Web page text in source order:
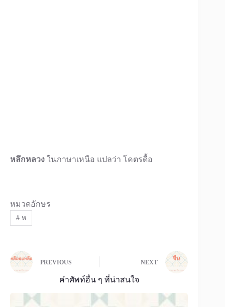
หลึกหลวง ในภาษาเหนือ แปลว่า โคตรดื้อ
หมวดอักษร
#ห
PREVIOUS NEXT
คำศัพท์อื่น ๆ ที่น่าสนใจ